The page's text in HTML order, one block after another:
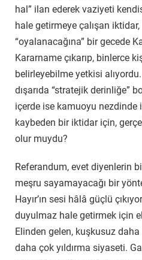
hal” ilan ederek vaziyeti
hale getirmeye çalışan
“oyalanacağına” bir gecede
Kararname çıkarıp, binlerce
belirleyebilme yetkisi
dışarıda “stratejik derinliğe”
içerde ise kamuoyu
kaybeden bir iktidar için,
olur muydu?
Referandum, evet diyenlerin
meşru sayamayacağı bir
Hayır’ın sesi hâlâ güçlü
duyulmaz hale getirmek için
Elinden gelen, kuşkusuz
daha çok yıldırma siyaseti.